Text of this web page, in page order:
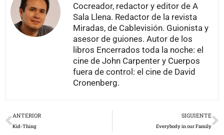
Cocreador, redactor y editor de A
Sala Llena. Redactor de la revista
Miradas, de Cablevisión. Guionista y
asesor de guiones. Autor de los
libros Encerrados toda la noche: el
cine de John Carpenter y Cuerpos
fuera de control: el cine de David
Cronenberg.
Prev
ANTERIOR
Kid-Thing
SIGUIENTE
Everybody in our Family